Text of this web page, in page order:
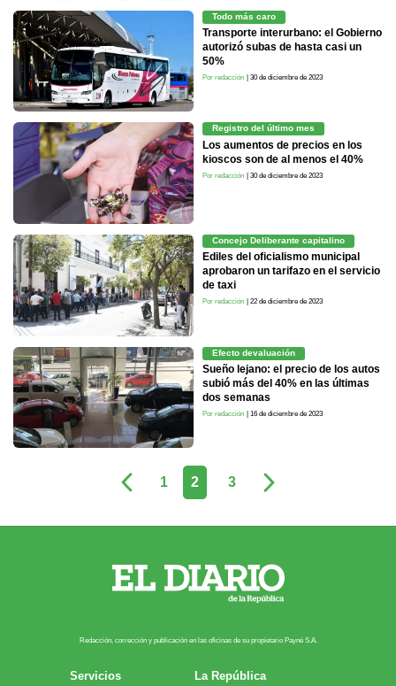
Todo más caro
Transporte interurbano: el Gobierno
autorizó subas de hasta casi un
50%
Por redacción | 30 de diciembre de 2023
Registro del último mes
Los aumentos de precios en los
kioscos son de al menos el 40%
Por redacción | 30 de diciembre de 2023
Concejo Deliberante capitalino
Ediles del oficialismo municipal
aprobaron un tarifazo en el servicio
de taxi
Por redacción | 22 de diciembre de 2023
Efecto devaluación
Sueño lejano: el precio de los autos
subió más del 40% en las últimas
dos semanas
Por redacción | 16 de diciembre de 2023
1 2 3
Redacción, corrección y publicación en las oficinas de su propietario Payn​é S.A.
Servicios
La República